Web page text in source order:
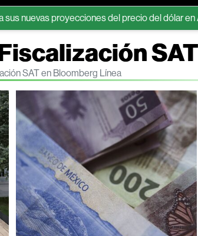
proyecciones del precio del dólar en América
SAT
SAT en Bloomberg Línea